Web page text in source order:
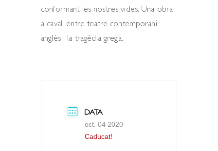
conformant les nostres vides. Una obra
a cavall entre teatre contemporani
anglès i la tragèdia grega.
DATA
oct. 04 2020
Caducat!